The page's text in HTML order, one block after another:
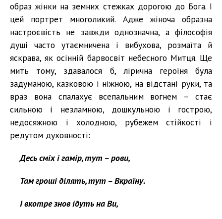
образ жінки на земних стежках дорогою до Бога. І
цей портрет многоликий. Адже жіноча образна
настроєвість не завжди однозначна, а філософія
душі часто утаємничена і вибухова, розмаїта й
яскрава, як осінній барвосвіт небесного Митця. Ще
мить тому, здавалося б, лірична героїня була
задуманою, казковою і ніжною, на відстані руки, та
враз вона спалахує всепальним вогнем – стає
сильною і незламною, дошкульною і гострою,
недосяжною і холодною, рубежем стійкості і
редутом духовності:
Десь сміх і гамір, тут – рови,
Там гроші ділять, тут – Вкраїну.
І вкотре знов ідуть на Ви,